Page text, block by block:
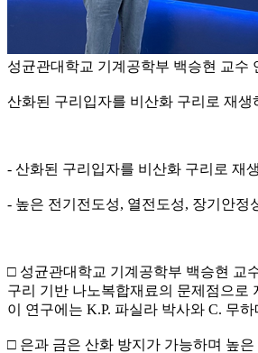
성균관대학교 기계공학부 백승현 교수
산화된 구리입자를 비산화 구리로 재생
- 산화된 구리입자를 비산화 구리로 재
- 높은 전기전도성, 열전도성, 장기안정
□ 성균관대학교 기계공학부 백승현 교
구리 기반 나노복합재료의 문제점으로
이 연구에는 K.P. 파실라 박사와 C. 무
□ 은과 금은 산화 방지가 가능하며 높